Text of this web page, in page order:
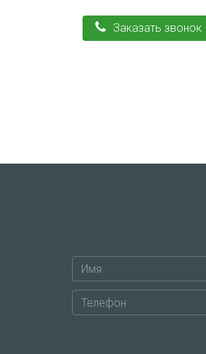
Заказать звонок